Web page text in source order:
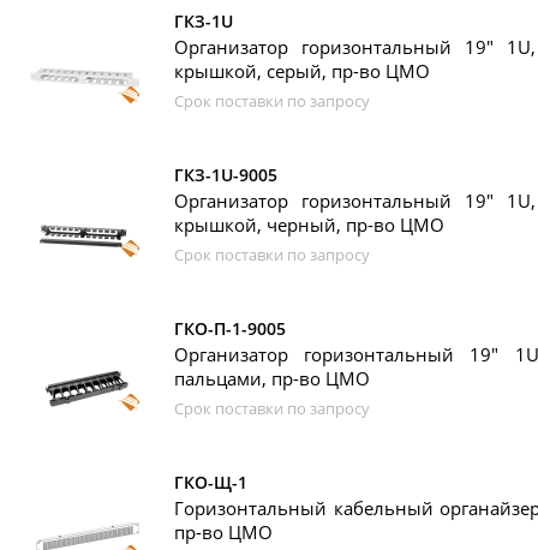
ГКЗ-1U
Организатор горизонтальный 19"
крышкой, серый, пр-во ЦМО
Срок поставки по запросу
ГКЗ-1U-9005
Организатор горизонтальный 19"
крышкой, черный, пр-во ЦМО
Срок поставки по запросу
ГКО-П-1-9005
Организатор горизонтальный 19"
пальцами, пр-во ЦМО
Срок поставки по запросу
ГКО-Щ-1
Горизонтальный кабельный
пр-во ЦМО